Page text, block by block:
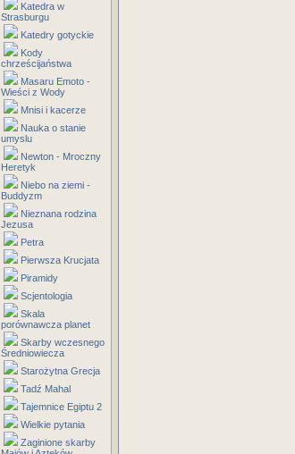
Katedra w
Strasburgu
Katedry gotyckie
Kody
chrześcijaństwa
Masaru Emoto -
Wieści z Wody
Mnisi i kacerze
Nauka o stanie
umyslu
Newton - Mroczny
Heretyk
Niebo na ziemi -
Buddyzm
Nieznana rodzina
Jezusa
Petra
Pierwsza Krucjata
Piramidy
Scjentologia
Skala
porównawcza planet
Skarby wczesnego
Średniowiecza
Starożytna Grecja
Tadź Mahal
Tajemnice Egiptu 2
Wielkie pytania
Zaginione skarby